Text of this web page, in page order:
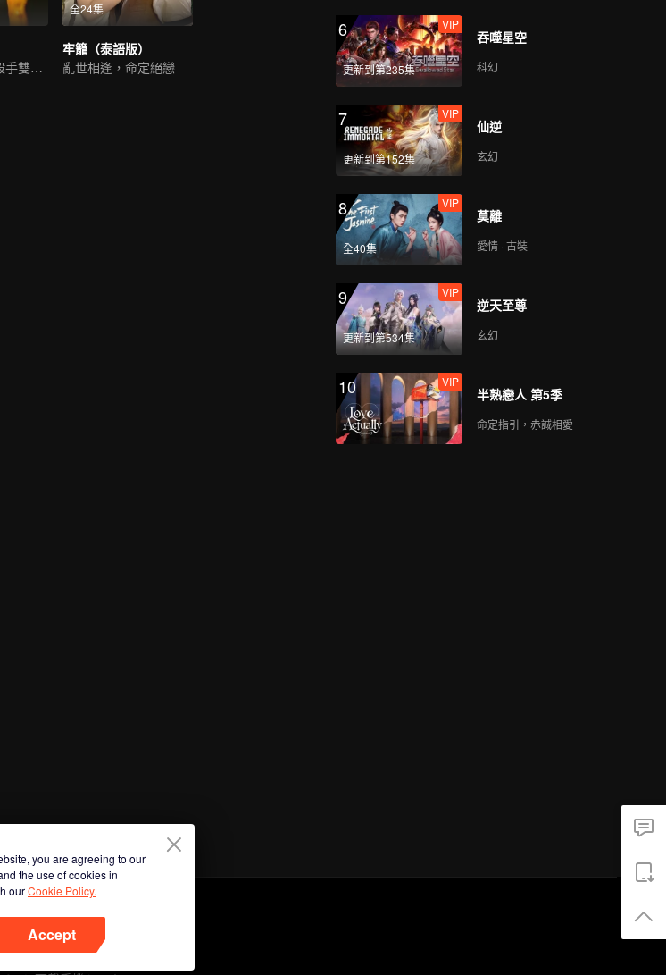
落跑千金糙漢殺手雙向救贖
全24集
牢籠（泰語版）
亂世相逢，命定絕戀
6
更新到第235集
VIP
吞噬星空
科幻
7
更新到第152集
VIP
仙逆
玄幻
8
全40集
VIP
莫離
愛情 · 古裝
9
更新到第534集
VIP
逆天至尊
玄幻
10 VIP
半熟戀人 第5季
命定指引，赤誠相愛
you are agreeing to our
the use of cookies in
ourCookie Policy.
Accept